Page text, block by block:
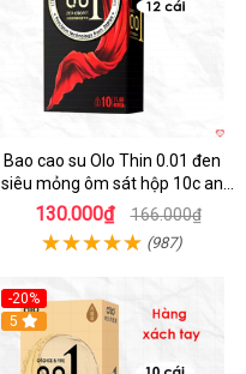
Bao cao su Olo Thin 0.01 đen
siêu mỏng ôm sát hộp 10c an
toàn
130.000₫ 166.000₫
(987)
-20%
5